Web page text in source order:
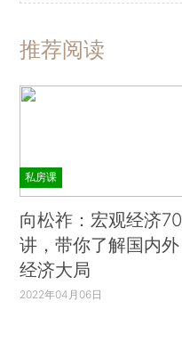
推荐阅读
私房课
向松祚：宏观经济70
讲，带你了解国内外
经济大局
2022年04月06日